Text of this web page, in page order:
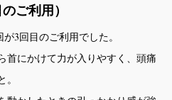
ご利用）
3回目のご利用でした。
首にかけて力が入りやすく、頭痛